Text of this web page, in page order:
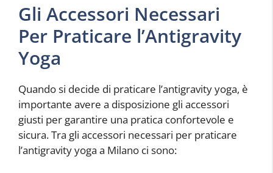
Gli Accessori Necessari
Per Praticare l’Antigravity
Yoga
Quando si decide di praticare l’antigravity yoga, è
importante avere a disposizione gli accessori
giusti per garantire una pratica confortevole e
sicura. Tra gli accessori necessari per praticare
l’antigravity yoga a Milano ci sono: